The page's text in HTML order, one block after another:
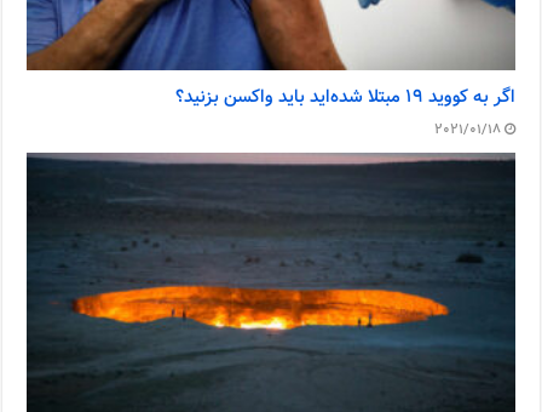
اگر به کووید ۱۹ مبتلا شده‌اید باید واکسن بزنید؟
2021/01/18